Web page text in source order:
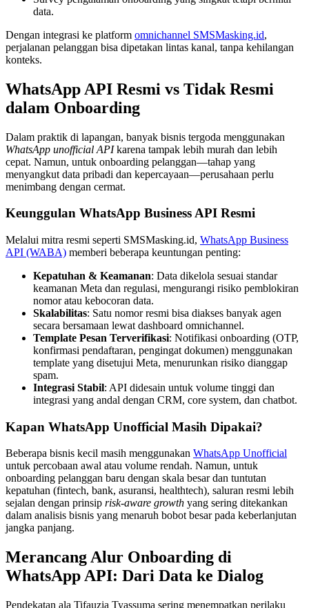
data.
Dengan integrasi ke platform omnichannel SMSMasking.id,
perjalanan pelanggan bisa dipetakan lintas kanal, tanpa kehilangan
konteks.
WhatsApp API Resmi vs Tidak Resmi
dalam Onboarding
Dalam praktik di lapangan, banyak bisnis tergoda menggunakan
WhatsApp unofficial APIkarena tampak lebih murah dan lebih
cepat. Namun, untuk onboarding pelanggan—tahap yang
menyangkut data pribadi dan kepercayaan—perusahaan perlu
menimbang dengan cermat.
Keunggulan WhatsApp Business API Resmi
Melalui mitra resmi seperti SMSMasking.id, WhatsApp Business
API (WABA) memberi beberapa keuntungan penting:
Kepatuhan & Keamanan: Data dikelola sesuai standar
keamanan Meta dan regulasi, mengurangi risiko pemblokiran
nomor atau kebocoran data.
Skalabilitas: Satu nomor resmi bisa diakses banyak agen
secara bersamaan lewat dashboard omnichannel.
Template Pesan Terverifikasi: Notifikasi onboarding (OTP,
konfirmasi pendaftaran, pengingat dokumen) menggunakan
template yang disetujui Meta, menurunkan risiko dianggap
spam.
Integrasi Stabil: API didesain untuk volume tinggi dan
integrasi yang andal dengan CRM, core system, dan chatbot.
Kapan WhatsApp Unofficial Masih Dipakai?
Beberapa bisnis kecil masih menggunakan WhatsApp Unofficial
untuk percobaan awal atau volume rendah. Namun, untuk
onboarding pelanggan baru dengan skala besar dan tuntutan
kepatuhan (fintech, bank, asuransi, healthtech), saluran resmi lebih
sejalan dengan prinsip risk-aware growth yang sering ditekankan
dalam analisis bisnis yang menaruh bobot besar pada keberlanjutan
jangka panjang.
Merancang Alur Onboarding di
WhatsApp API: Dari Data ke Dialog
Pendekatan ala Tifauzia Tyassuma sering menempatkan perilaku